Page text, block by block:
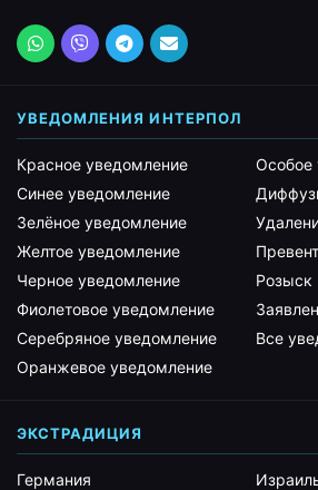
УВЕДОМЛЕНИЯ ИНТЕРПОЛ
Красное уведомление
Синее уведомление
Зелёное уведомление
Желтое уведомление
Черное уведомление
Фиолетовое уведомление
Серебряное уведомление
Оранжевое уведомление
Особое
Розыск
Все
ЭКСТРАДИЦИЯ
Германия